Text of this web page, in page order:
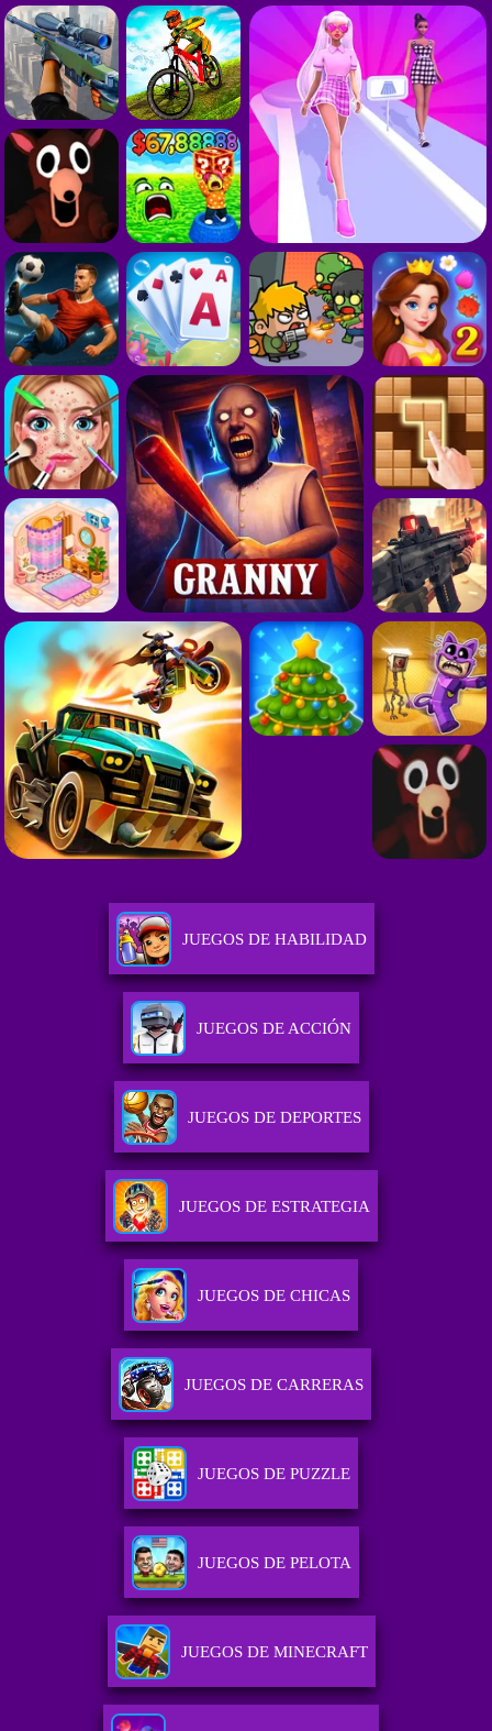
JUEGOS DE HABILIDAD
JUEGOS DE ACCIÓN
JUEGOS DE DEPORTES
JUEGOS DE ESTRATEGIA
JUEGOS DE CHICAS
JUEGOS DE CARRERAS
JUEGOS DE PUZZLE
JUEGOS DE PELOTA
JUEGOS DE MINECRAFT